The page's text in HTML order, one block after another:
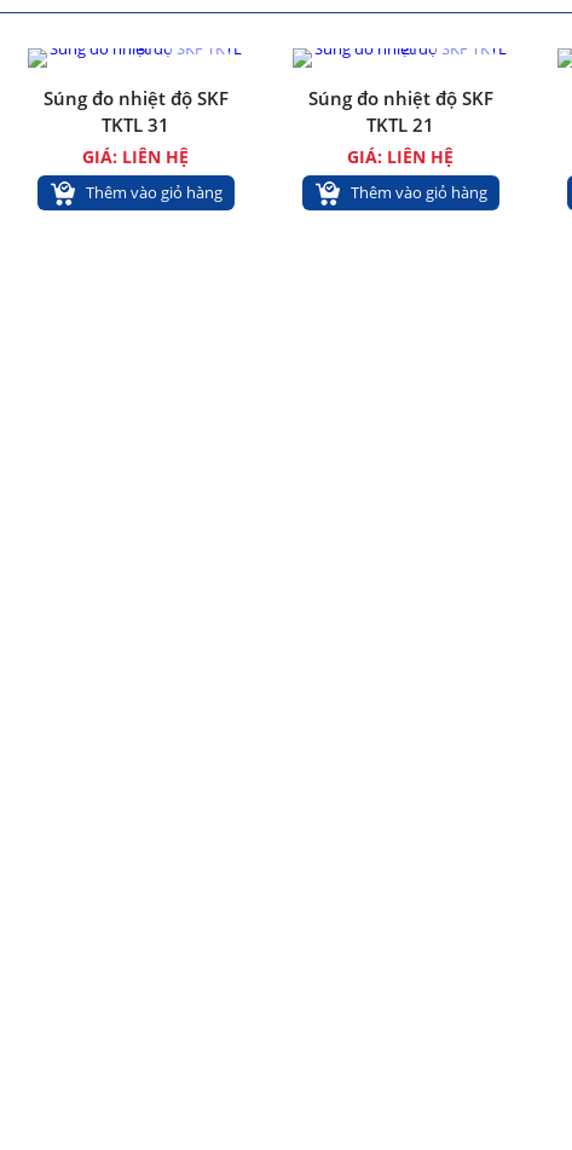
Súng đo nhiệt độ SKF
TKTL 31
GIÁ: LIÊN HỆ
Thêm vào giỏ hàng
Súng đo nhiệt độ SKF
TKTL 21
GIÁ: LIÊN HỆ
Thêm vào giỏ hàng